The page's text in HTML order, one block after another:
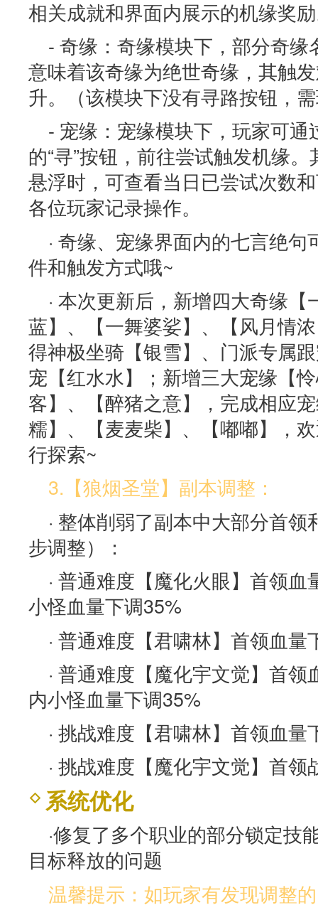
相关成就和界面内展示的机缘奖
- 奇缘：奇缘模块下，部分奇缘
意味着该奇缘为绝世奇缘，其触
升。（该模块下没有寻路按钮，
- 宠缘：宠缘模块下，玩家可
的“寻”按钮，前往尝试触发机缘
悬浮时，可查看当日已尝试次数
各位玩家记录操作。
· 奇缘、宠缘界面内的七言绝
件和触发方式哦~
· 本次更新后，新增四大奇缘
蓝】、【一舞婆娑】、【风月情
得神极坐骑【银雪】、门派专属
宠【红水水】；新增三大宠缘【
客】、【醉猪之意】，完成相应
糯】、【麦麦柴】、【嘟嘟】，
行探索~
3.【狼烟圣堂】副本调整：
· 整体削弱了副本中大部分首
步调整）：
· 普通难度【魔化火眼】首领
小怪血量下调35%
· 普通难度【君啸林】首领血量
· 普通难度【魔化宇文觉】首
内小怪血量下调35%
· 挑战难度【君啸林】首领血量
· 挑战难度【魔化宇文觉】首
系统优化
·修复了多个职业的部分锁定技
目标释放的问题
温馨提示：如玩家有发现调整